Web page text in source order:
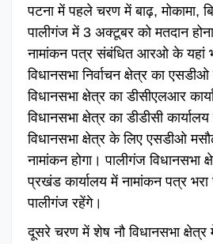
पटना में पहले चरण में बाढ़, मोकामा,
पालीगंज में 3 अक्टूबर को मतदान
नामांकन पत्र संबंधित आरओ के यहां
विधानसभा निर्वाचन क्षेत्र का एसडीओ
विधानसभा क्षेत्र का डीसीएलआर
विधानसभा क्षेत्र का डीडीसी
विधानसभा क्षेत्र के लिए एसडीओ
नामांकन होगा। पालीगंज विधानसभा
प्रखंड कार्यालय में नामांकन पत्र
पालीगंज रहेंगे।
दूसरे चरण में शेष नौ विधानसभा क्षेत्र